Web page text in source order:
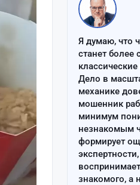
Я думаю, что
станет более
Дело в
механике
мошенник
минимум
незнакомым
формирует
знакомого, а